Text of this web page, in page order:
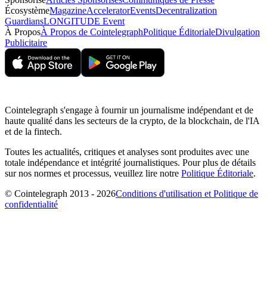
ÉcosystèmeMagazineAcceleratorEventsDecentralization
GuardiansLONGITUDE Event
À ProposÀ Propos de CointelegraphPolitique ÉditorialeDivulgation
Publicitaire
Cointelegraph s'engage à fournir un journalisme indépendant et de
haute qualité dans les secteurs de la crypto, de la blockchain, de l'IA
et de la fintech.
Toutes les actualités, critiques et analyses sont produites avec une
totale indépendance et intégrité journalistiques. Pour plus de détails
sur nos normes et processus, veuillez lire notre Politique Éditoriale.
© Cointelegraph 2013 - 2026Conditions d'utilisation et Politique de
confidentialité